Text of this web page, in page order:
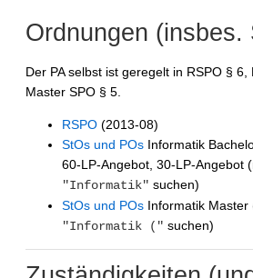
Ordnungen (insbes.
Der PA selbst ist geregelt in RSPO §
Master SPO § 5.
RSPO (2013-08)
StOs und POs Informatik
60-LP-Angebot, 30-LP-Angebot
"Informatik" suchen)
StOs und POs Informatik
"Informatik (" suchen)